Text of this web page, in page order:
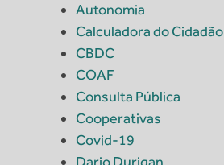
Autonomia
Calculadora do Cidadão
CBDC
COAF
Consulta Pública
Cooperativas
Covid-19